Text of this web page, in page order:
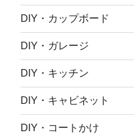
DIY・カップボード
DIY・ガレージ
DIY・キッチン
DIY・キャビネット
DIY・コートかけ